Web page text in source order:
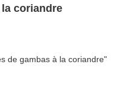
coriandre